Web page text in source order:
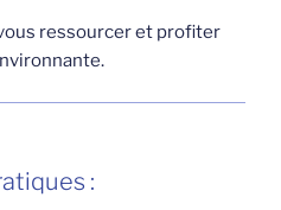
ressourcer et profiter
: